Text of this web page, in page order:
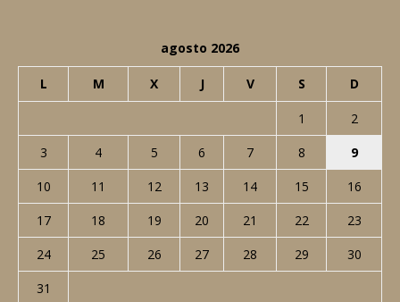
agosto 2026
L M X J V S D
1
2
3
4 5 6 7 8
9
10
11 12 13 14 15
16
17
18 19 20 21 22
23
24
25 26 27 28 29
30
31